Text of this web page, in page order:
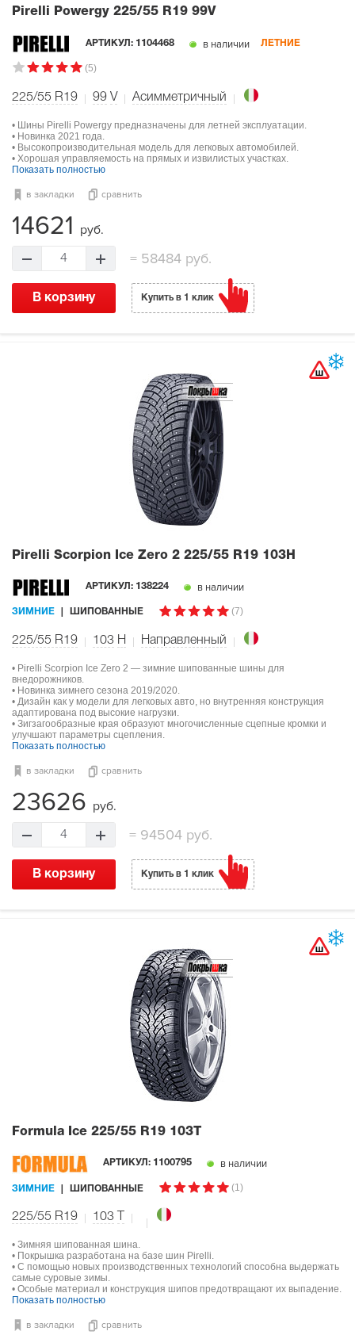
Pirelli Powergy 225/55 R19 99V
АРТИКУЛ: 1104468 в наличии ЛЕТНИЕ
(5)
225/55 R19 99 V Асимметричный
• Шины Pirelli Powergy предназначены для летней эксплуатации.
• Новинка 2021 года.
• Высокопроизводительная модель для легковых автомобилей.
• Хорошая управляемость на прямых и извилистых участках.
Показать полностью
в закладки сравнить
14621 руб.
4 = 58484 руб.
В корзину Купить в 1 клик
Pirelli Scorpion Ice Zero 2 225/55 R19 103H
АРТИКУЛ: 138224 в наличии
ЗИМНИЕ ШИПОВАННЫЕ (7)
225/55 R19 103 H Направленный
• Pirelli Scorpion Ice Zero 2 — зимние шипованные шины для
внедорожников.
• Новинка зимнего сезона 2019/2020.
• Дизайн как у модели для легковых авто, но внутренняя конструкция
адаптирована под высокие нагрузки.
• Зигзагообразные края образуют многочисленные сцепные кромки и
улучшают параметры сцепления.
Показать полностью
в закладки сравнить
23626 руб.
4 = 94504 руб.
В корзину Купить в 1 клик
Formula Ice 225/55 R19 103T
АРТИКУЛ: 1100795 в наличии
ЗИМНИЕ ШИПОВАННЫЕ (1)
225/55 R19 103
• Зимняя шипованная шина.
• Покрышка разработана на базе шин Pirelli.
• С помощью новых производственных технологий способна выдержать
самые суровые зимы.
• Особые материал и конструкция шипов предотвращают их выпадение.
Показать полностью
в закладки сравнить